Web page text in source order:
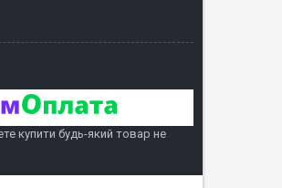
купити будь-який товар не